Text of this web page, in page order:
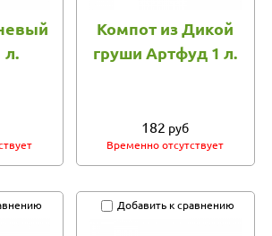
л.
Компот из Дикой
груши Артфуд 1 л.
182 руб
Временно отсутствует
Добавить к сравнению